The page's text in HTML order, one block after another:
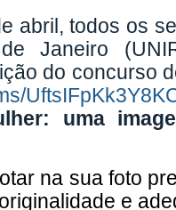
abril, todos os
Janeiro
do concurso
uma
na sua foto
e